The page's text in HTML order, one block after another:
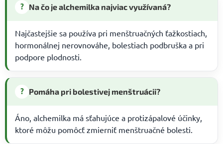
? Na čo je alchemilka najviac využívaná?
Najčastejšie sa používa pri menštruačných ťažkostiach,
hormonálnej nerovnováhe, bolestiach podbruška a pri
podpore plodnosti.
? Pomáha pri bolestivej menštruácii?
Áno, alchemilka má sťahujúce a protizápalové účinky,
ktoré môžu pomôcť zmierniť menštruačné bolesti.